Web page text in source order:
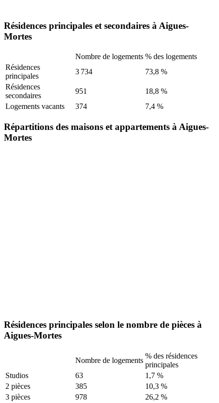
Résidences principales et secondaires à Aigues-
Mortes
Nombre de logements % des logements
Résidences
principales
3 734
73,8 %
Résidences
secondaires
951
18,8 %
Logements vacants
374 7,4 %
Répartitions des maisons et appartements à Aigues-
Mortes
Résidences principales selon le nombre de pièces à
Aigues-Mortes
Nombre de logements
% des résidences
principales
Studios
63
1,7 %
2 pièces
385
10,3 %
3 pièces
978
26,2 %